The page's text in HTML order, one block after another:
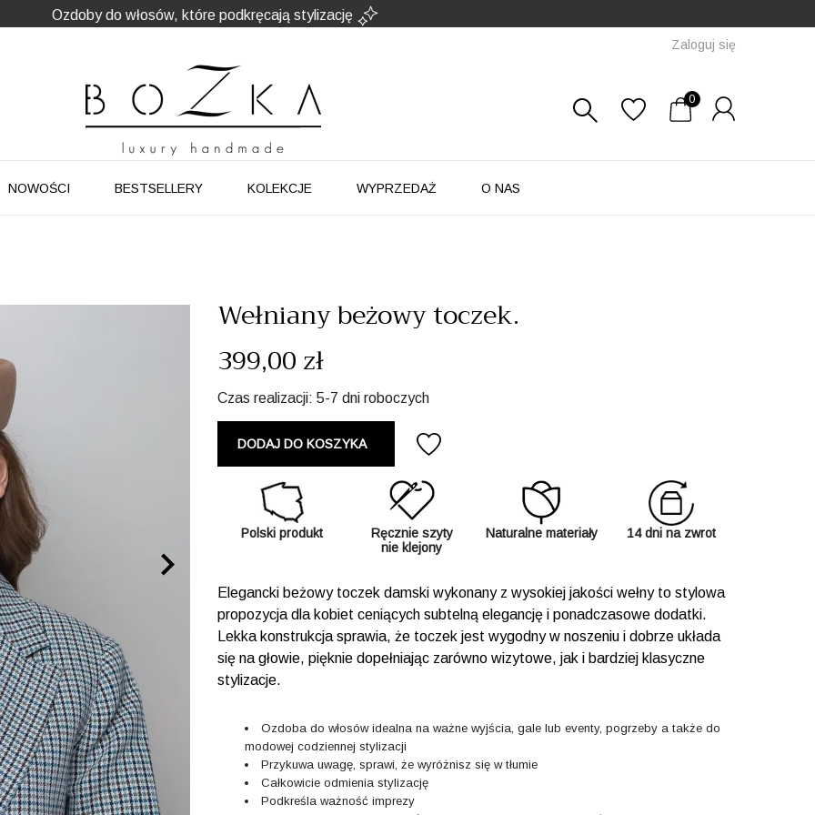
Powstają w Polsce
z dużym udziałem pracy ręcznej
Zaloguj się
0
NOWOŚCI BESTSELLERY KOLEKCJE WYPRZEDAŻ O NAS

Wełniany beżowy toczek.
399,00 zł
Czas realizacji: 5-7 dni roboczych
DODAJ DO KOSZYKA
Polski produkt
Ręcznie szyty
nie klejony
Naturalne materiały 14 dni na zwrot
Elegancki beżowy toczek damski wykonany z wysokiej jakości wełny to stylowa
propozycja dla kobiet ceniących subtelną elegancję i ponadczasowe dodatki.
Lekka konstrukcja sprawia, że toczek jest wygodny w noszeniu i dobrze układa
się na głowie, pięknie dopełniając zarówno wizytowe, jak i bardziej klasyczne
stylizacje.
Ozdoba do włosów idealna na ważne wyjścia, gale lub eventy, pogrzeby a także do
modowej codziennej stylizacji
Przykuwa uwagę, sprawi, że wyróżnisz się w tłumie
Całkowicie odmienia stylizację
Podkreśla ważność imprezy